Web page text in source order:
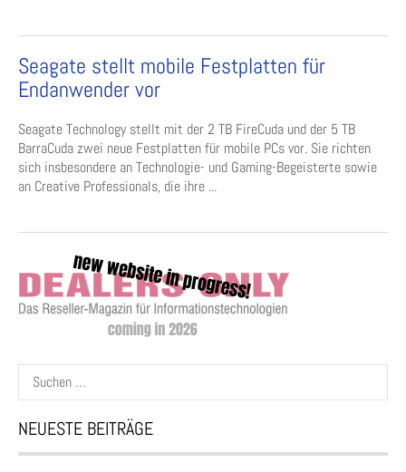
Seagate stellt mobile Festplatten für
Endanwender vor
Seagate Technology stellt mit der 2 TB FireCuda und der 5 TB
BarraCuda zwei neue Festplatten für mobile PCs vor. Sie richten
sich insbesondere an Technologie- und Gaming-Begeisterte sowie
an Creative Professionals, die ihre ...
Suchen
nach:
NEUESTE BEITRÄGE